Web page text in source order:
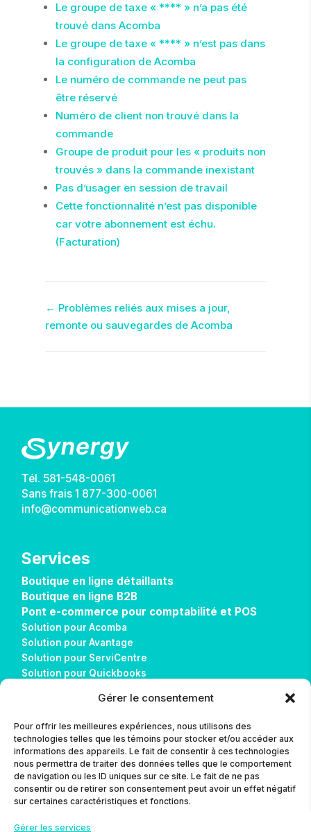
Gérer le consentement
Pour offrir les meilleures expériences, nous utilisons des
technologies telles que les témoins pour stocker et/ou accéder aux
informations des appareils. Le fait de consentir à ces technologies
nous permettra de traiter des données telles que le comportement
de navigation ou les ID uniques sur ce site. Le fait de ne pas
consentir ou de retirer son consentement peut avoir un effet négatif
sur certaines caractéristiques et fonctions.
Gérer les services
Le groupe de taxe « **** » n’a pas été
trouvé dans Acomba
Le groupe de taxe « **** » n’est pas dans
la configuration de Acomba
Le numéro de commande ne peut pas
être réservé
Numéro de client non trouvé dans la
commande
Groupe de produit pour les « produits non
trouvés » dans la commande inexistant
Pas d’usager en session de travail
Cette fonctionnalité n’est pas disponible
car votre abonnement est échu.
(Facturation)
Navigation
de
← Problèmes reliés aux mises a jour,
remonte ou sauvegardes de Acomba
Tél. 581-548-0061
Sans frais1 877-300-0061
info@communicationweb.ca
Services
Boutique en ligne détaillants
Boutique en ligne B2B
Pont e-commerce pour comptabilité et POS
Solution pour Acomba
Solution pour Avantage
Solution pour ServiCentre
Solution pour Quickbooks
Solution pour Alice POS
Réalisations
Télécharger AnyDesk
Contact
L’agence